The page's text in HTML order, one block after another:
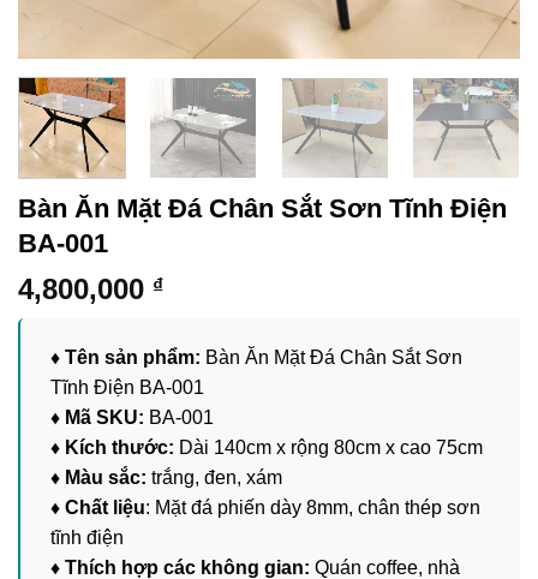
Bàn Ăn Mặt Đá Chân Sắt Sơn Tĩnh Điện
BA-001
4,800,000 ₫
♦ Tên sản phẩm: Bàn Ăn Mặt Đá Chân Sắt Sơn
Tĩnh Điện BA-001
♦ Mã SKU: BA-001
♦ Kích thước: Dài 140cm x rộng 80cm x cao 75cm
♦ Màu sắc: trắng, đen, xám
♦ Chất liệu: Mặt đá phiến dày 8mm, chân thép sơn
tĩnh điện
♦ Thích hợp các không gian: Quán coffee, nhà